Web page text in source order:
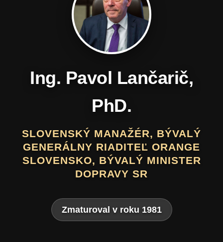
Daniel Hevier
SLOVENSKÝ BÁSNIK, PROZAIK,
DRAMATIK, SCENÁRISTA, TEXTÁR,
VÝTVARNÍK A AUTOR LITERATÚRY
PRE DETI A MLÁDEŽ
Zmaturoval v roku 1975